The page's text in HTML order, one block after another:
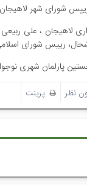
رییس شورای شهر
لاهیجان ، علی
رییس شورای
پارلمان شهری
نظر پرینت